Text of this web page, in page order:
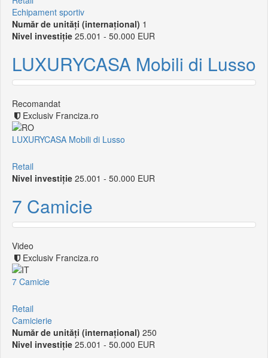
Echipament sportiv
Număr de unități (internațional) 1
Nivel investiție 25.001 - 50.000 EUR
LUXURYCASA Mobili di Lusso
Recomandat
Exclusiv Franciza.ro
LUXURYCASA Mobili di Lusso
Retail
Nivel investiție 25.001 - 50.000 EUR
7 Camicie
Video
Exclusiv Franciza.ro
7 Camicie
Retail
Camicierie
Număr de unități (internațional) 250
Nivel investiție 25.001 - 50.000 EUR